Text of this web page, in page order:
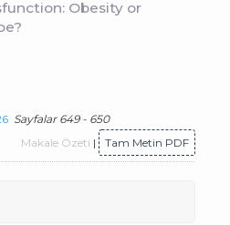
Obesity or
Sayfalar 649 - 650
Makale Özeti | Tam Metin PDF